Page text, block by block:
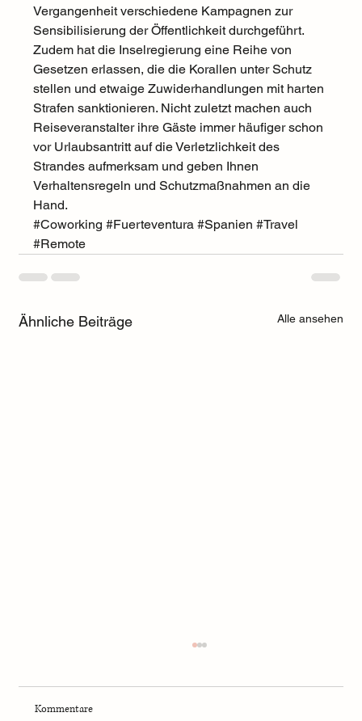
Vergangenheit verschiedene Kampagnen zur
Sensibilisierung der Öffentlichkeit durchgeführt.
Zudem hat die Inselregierung eine Reihe von
Gesetzen erlassen, die die Korallen unter Schutz
stellen und etwaige Zuwiderhandlungen mit harten
Strafen sanktionieren. Nicht zuletzt machen auch
Reiseveranstalter ihre Gäste immer häufiger schon
vor Urlaubsantritt auf die Verletzlichkeit des
Strandes aufmerksam und geben Ihnen
Verhaltensregeln und Schutzmaßnahmen an die
Hand.
#Coworking #Fuerteventura #Spanien #Travel
#Remote
Ähnliche Beiträge Alle ansehen
Kommentare